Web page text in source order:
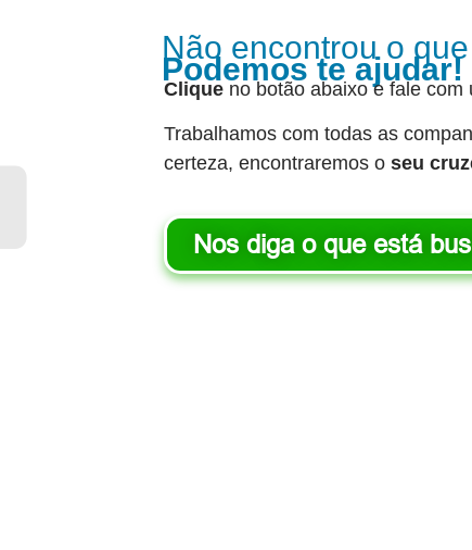
Não encontrou o
Podemos te ajudar!
Clique no botão abaixo e fale com
Trabalhamos com todas as
certeza, encontraremos o seu
Nos diga o que está